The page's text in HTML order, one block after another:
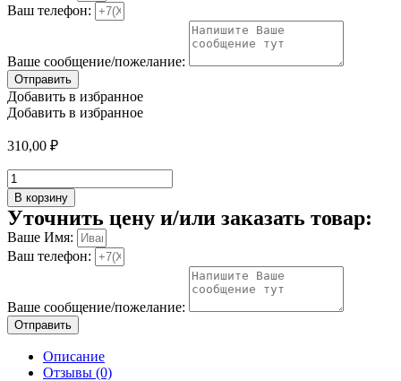
Ваш телефон:
Ваше сообщение/пожелание:
Отправить
Добавить в избранное
Добавить в избранное
310,00 ₽
Количество
товара
Гирлянда
-
флажки
"Гарри
С
Днем
Рождения!",
200см,
1шт
В корзину
Уточнить цену и/или заказать товар:
Ваше Имя:
Ваш телефон:
Ваше сообщение/пожелание:
Отправить
Описание
Отзывы (0)